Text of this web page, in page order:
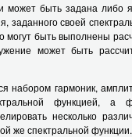
может быть задана либо
заданного своей
могут быть выполнены
может быть
набором гармоник,
функцией, а
несколько
же спектральной функции.